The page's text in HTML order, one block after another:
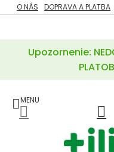
Prejsť
na
Upozornenie:
O NÁS DOPRAVA A PLATBA
ZĽAVY
POTREBY
A
LIEKY